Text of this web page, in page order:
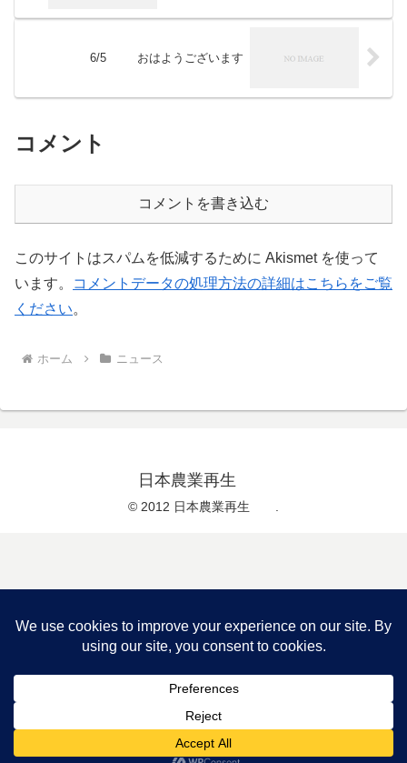
6/5 おはようございます
コメント
コメントを書き込む
このサイトはスパムを低減するために Akismet を使って
います。
コメントデータの処理方法の詳細はこちらをご覧
ください。
ホーム ニュース
日本農業再生
© 2012 日本農業再生 .